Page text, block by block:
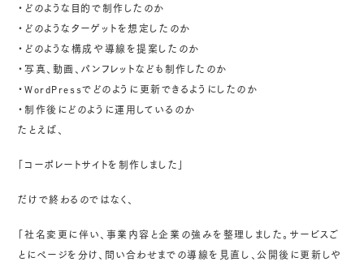
・どのような目的で制作したのか
・どのようなターゲットを想定したのか
・どのような構成や導線を提案したのか
・写真、動画、パンフレットなども制作したのか
・WordPressでどのように更新できるようにしたのか
・制作後にどのように運用しているのか
たとえば、
「コーポレートサイトを制作しました」
だけで終わるのではなく、
「社名変更に伴い、事業内容と企業の強みを整理しました。サービスご
とにページを分け、問い合わせまでの導線を見直し、公開後に更新しや